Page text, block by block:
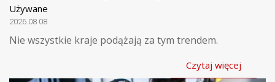
Używane
2026.08.08
Nie wszystkie kraje podążają za tym trendem.
Czytaj więcej